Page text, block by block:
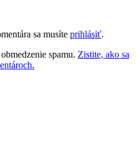
sa musíte prihlásiť.
spamu. Zistite, ako sa